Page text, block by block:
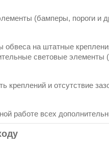
(бамперы, пороги и
обвеса на штатные
световые элементы
креплений и отсутствие
работе всех